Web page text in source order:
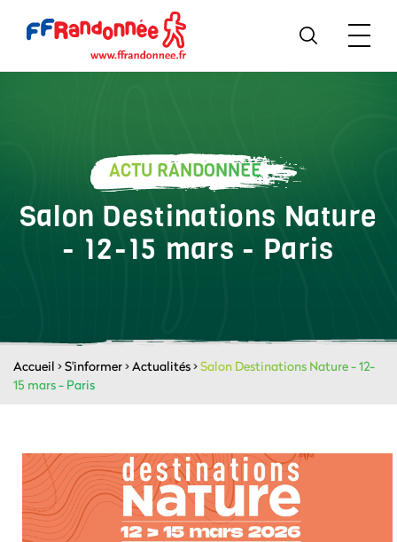
ACTU RANDONNÉE
Salon Destinations Nature
- 12-15 mars - Paris
Accueil >S'informer>Actualités>Salon Destinations Nature - 12-
15 mars - Paris